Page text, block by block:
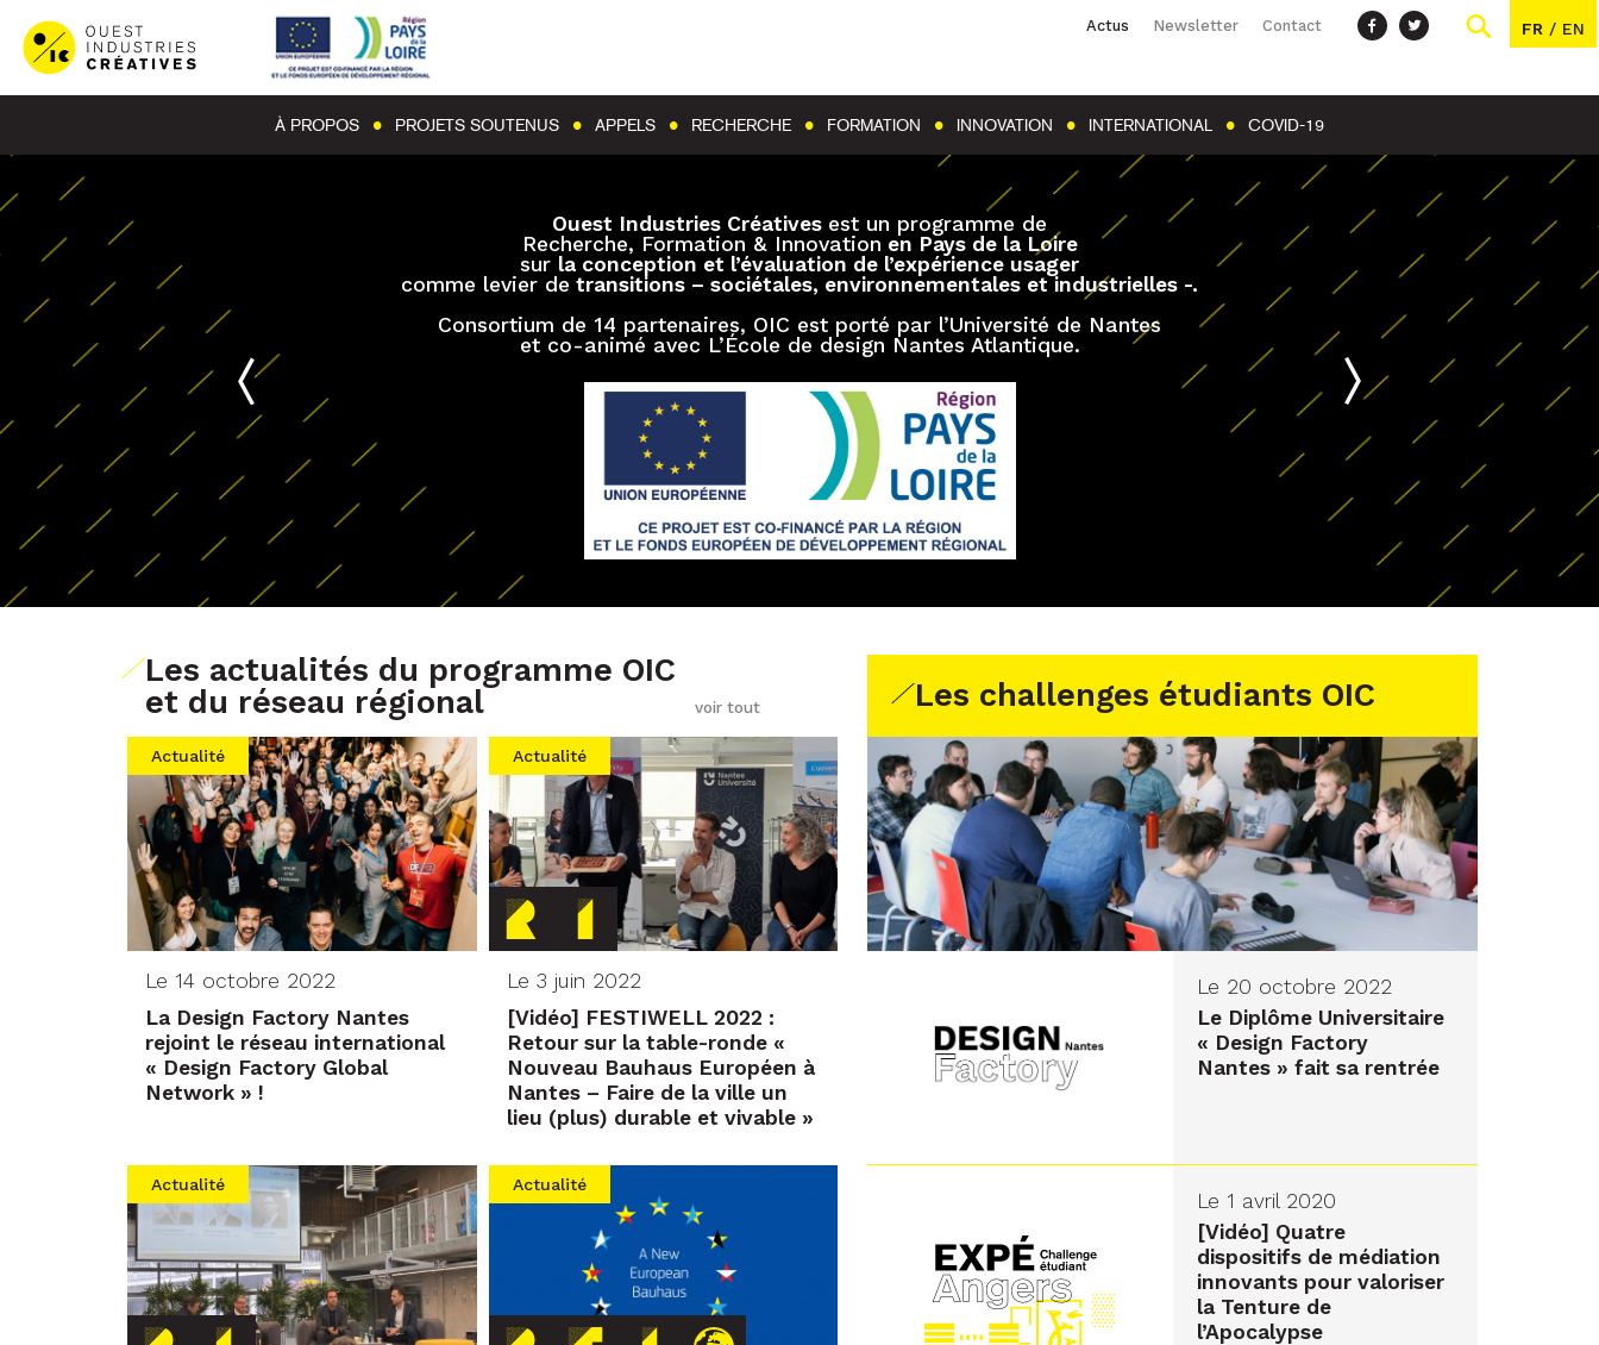
Actus Newsletter Contact FR / EN
À PROPOS PROJETS SOUTENUS APPELS RECHERCHE FORMATION INNOVATION INTERNATIONAL COVID-19
La Design Factory Nantes rejoint le réseau
Design Factory Global Network !
Les actualités du programme OIC
et du réseau régional
voir tout
Actualité
Le 14 octobre 2022
La Design Factory Nantes
rejoint le réseau international
« Design Factory Global
Network » !
Actualité
Le 3 juin 2022
[Vidéo] FESTIWELL 2022 :
Retour sur la table-ronde «
Nouveau Bauhaus Européen à
Nantes – Faire de la ville un
lieu (plus) durable et vivable »
Actualité Actualité
Les challenges étudiants OIC
Le 20 octobre 2022
Le Diplôme Universitaire
« Design Factory
Nantes » fait sa rentrée
Le 1 avril 2020
[Vidéo] Quatre
dispositifs de médiation
innovants pour valoriser
la Tenture de
l’Apocalypse